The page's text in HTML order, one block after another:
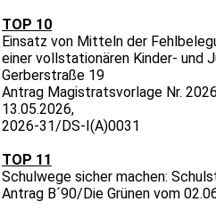
TOP 10
Einsatz von Mitteln der
einer vollstationären Kinder- und
Gerberstraße 19
Antrag Magistratsvorlage Nr.
13.05.2026,
2026-31/DS-I(A)0031
TOP 11
Schulwege sicher machen:
Antrag B´90/Die Grünen vom